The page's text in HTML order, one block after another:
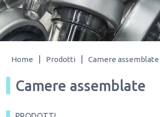
Home Prodotti Camere assemblate
Camere assemblate